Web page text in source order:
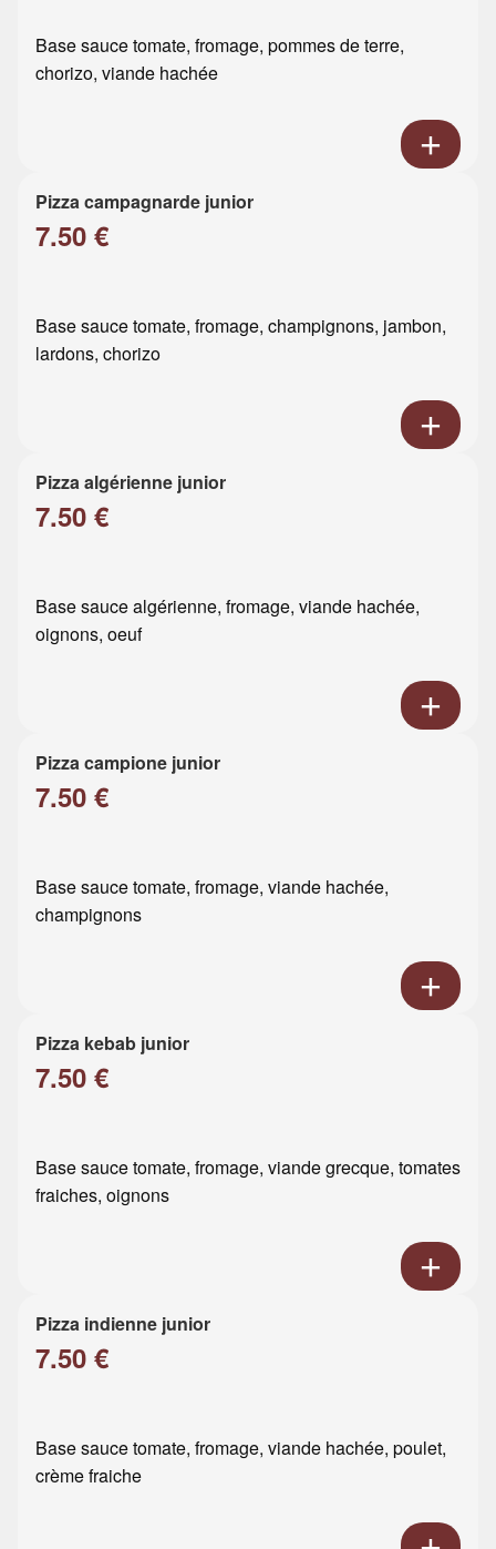
Base sauce tomate, fromage, pommes de terre,
chorizo, viande hachée
Pizza campagnarde junior
7.50 €
Base sauce tomate, fromage, champignons, jambon,
lardons, chorizo
Pizza algérienne junior
7.50 €
Base sauce algérienne, fromage, viande hachée,
oignons, oeuf
Pizza campione junior
7.50 €
Base sauce tomate, fromage, viande hachée,
champignons
Pizza kebab junior
7.50 €
Base sauce tomate, fromage, viande grecque, tomates
fraiches, oignons
Pizza indienne junior
7.50 €
Base sauce tomate, fromage, viande hachée, poulet,
crème fraiche